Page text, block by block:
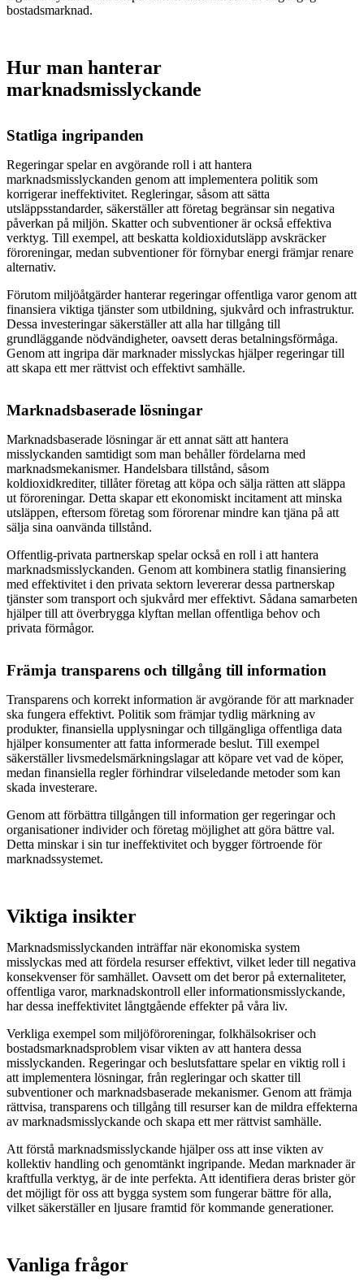
bostadsmarknad.
Hur man hanterar
marknadsmisslyckande
Statliga ingripanden
Regeringar spelar en avgörande roll i att hantera
marknadsmisslyckanden genom att implementera politik som
korrigerar ineffektivitet. Regleringar, såsom att sätta
utsläppsstandarder, säkerställer att företag begränsar sin negativa
påverkan på miljön. Skatter och subventioner är också effektiva
verktyg. Till exempel, att beskatta koldioxidutsläpp avskräcker
föroreningar, medan subventioner för förnybar energi främjar renare
alternativ.
Förutom miljöåtgärder hanterar regeringar offentliga varor genom att
finansiera viktiga tjänster som utbildning, sjukvård och infrastruktur.
Dessa investeringar säkerställer att alla har tillgång till
grundläggande nödvändigheter, oavsett deras betalningsförmåga.
Genom att ingripa där marknader misslyckas hjälper regeringar till
att skapa ett mer rättvist och effektivt samhälle.
Marknadsbaserade lösningar
Marknadsbaserade lösningar är ett annat sätt att hantera
misslyckanden samtidigt som man behåller fördelarna med
marknadsmekanismer. Handelsbara tillstånd, såsom
koldioxidkrediter, tillåter företag att köpa och sälja rätten att släppa
ut föroreningar. Detta skapar ett ekonomiskt incitament att minska
utsläppen, eftersom företag som förorenar mindre kan tjäna på att
sälja sina oanvända tillstånd.
Offentlig-privata partnerskap spelar också en roll i att hantera
marknadsmisslyckanden. Genom att kombinera statlig finansiering
med effektivitet i den privata sektorn levererar dessa partnerskap
tjänster som transport och sjukvård mer effektivt. Sådana samarbeten
hjälper till att överbrygga klyftan mellan offentliga behov och
privata förmågor.
Främja transparens och tillgång till information
Transparens och korrekt information är avgörande för att marknader
ska fungera effektivt. Politik som främjar tydlig märkning av
produkter, finansiella upplysningar och tillgängliga offentliga data
hjälper konsumenter att fatta informerade beslut. Till exempel
säkerställer livsmedelsmärkningslagar att köpare vet vad de köper,
medan finansiella regler förhindrar vilseledande metoder som kan
skada investerare.
Genom att förbättra tillgången till information ger regeringar och
organisationer individer och företag möjlighet att göra bättre val.
Detta minskar i sin tur ineffektivitet och bygger förtroende för
marknadssystemet.
Viktiga insikter
Marknadsmisslyckanden inträffar när ekonomiska system
misslyckas med att fördela resurser effektivt, vilket leder till negativa
konsekvenser för samhället. Oavsett om det beror på externaliteter,
offentliga varor, marknadskontroll eller informationsmisslyckande,
har dessa ineffektivitet långtgående effekter på våra liv.
Verkliga exempel som miljöföroreningar, folkhälsokriser och
bostadsmarknadsproblem visar vikten av att hantera dessa
misslyckanden. Regeringar och beslutsfattare spelar en viktig roll i
att implementera lösningar, från regleringar och skatter till
subventioner och marknadsbaserade mekanismer. Genom att främja
rättvisa, transparens och tillgång till resurser kan de mildra effekterna
av marknadsmisslyckande och skapa ett mer rättvist samhälle.
Att förstå marknadsmisslyckande hjälper oss att inse vikten av
kollektiv handling och genomtänkt ingripande. Medan marknader är
kraftfulla verktyg, är de inte perfekta. Att identifiera deras brister gör
det möjligt för oss att bygga system som fungerar bättre för alla,
vilket säkerställer en ljusare framtid för kommande generationer.
Vanliga frågor